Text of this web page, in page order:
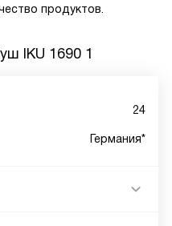
продуктов.
IKU 1690 1
24
Германия*